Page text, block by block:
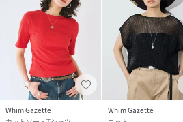
Whim Gazette
Whim Gazette